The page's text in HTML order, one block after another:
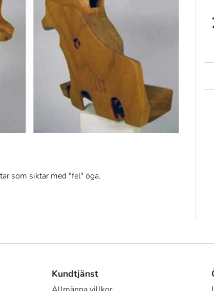
som siktar med "fel" öga.
Kundtjänst